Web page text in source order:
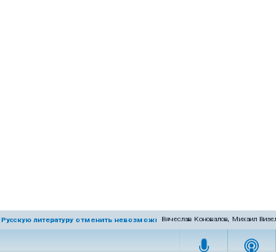
Русскую литературу отменить невозможноВячеслав Коновалов, Михаил